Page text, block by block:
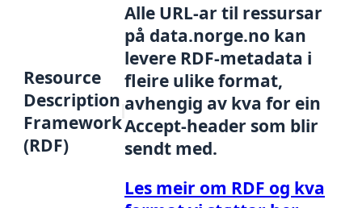
Resource
Description
Framework
(RDF)
Alle URL-ar til ressursar
på data.norge.no kan
levere RDF-metadata i
fleire ulike format,
avhengig av kva for ein
Accept-header som blir
sendt med.
Les meir om RDF og kva